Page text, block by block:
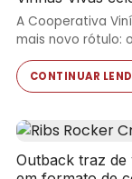
A Cooperativa
mais novo rótulo:
CONTINUAR
Outback traz de